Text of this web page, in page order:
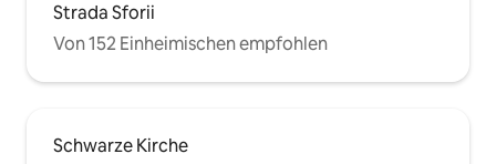
Strada Sforii
Von 152 Einheimischen empfohlen
Schwarze Kirche